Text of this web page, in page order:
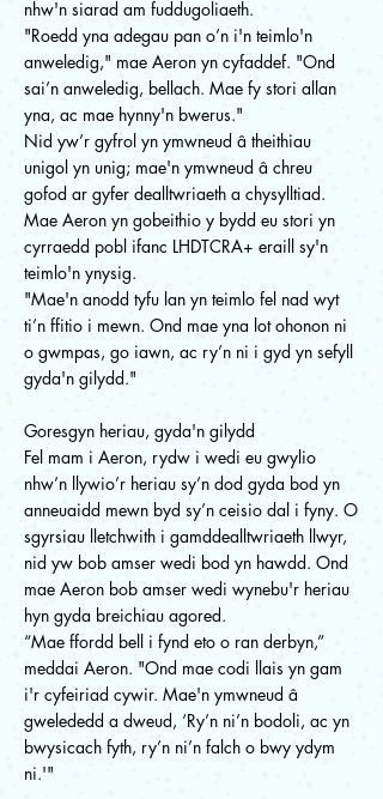
nhw'n siarad am fuddugoliaeth.
"Roedd yna adegau pan o’n i'n teimlo'n
anweledig," mae Aeron yn cyfaddef. "Ond
sai’n anweledig, bellach. Mae fy stori allan
yna, ac mae hynny'n bwerus."
Nid yw’r gyfrol yn ymwneud â theithiau
unigol yn unig; mae'n ymwneud â chreu
gofod ar gyfer dealltwriaeth a chysylltiad.
Mae Aeron yn gobeithio y bydd eu stori yn
cyrraedd pobl ifanc LHDTCRA+ eraill sy'n
teimlo'n ynysig.
"Mae'n anodd tyfu lan yn teimlo fel nad wyt
ti’n ffitio i mewn. Ond mae yna lot ohonon ni
o gwmpas, go iawn, ac ry’n ni i gyd yn sefyll
gyda'n gilydd."
Goresgyn heriau, gyda'n gilydd
Fel mam i Aeron, rydw i wedi eu gwylio
nhw’n llywio’r heriau sy’n dod gyda bod yn
anneuaidd mewn byd sy’n ceisio dal i fyny. O
sgyrsiau lletchwith i gamddealltwriaeth llwyr,
nid yw bob amser wedi bod yn hawdd. Ond
mae Aeron bob amser wedi wynebu'r heriau
hyn gyda breichiau agored.
“Mae ffordd bell i fynd eto o ran derbyn,”
meddai Aeron. "Ond mae codi llais yn gam
i'r cyfeiriad cywir. Mae'n ymwneud â
gwelededd a dweud, ‘Ry’n ni’n bodoli, ac yn
bwysicach fyth, ry’n ni’n falch o bwy ydym
ni.'"